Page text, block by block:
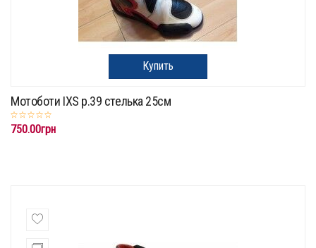
Купить
Мотоботи IXS p.39 стелька 25см
750.00грн